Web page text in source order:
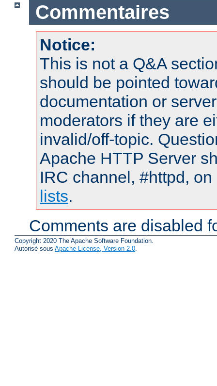
Commentaires
Notice:
This is not a Q&A
should be pointed
documentation or
moderators if they are
invalid/off-topic.
Apache HTTP Server
IRC channel, #httpd,
lists.
Comments are disabled
Copyright 2020 The Apache Software Foundation.
Autorisé sous Apache License, Version 2.0.